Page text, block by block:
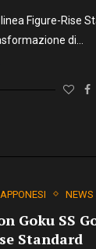
Figure-Rise
di…
NEWS
Goku SS
Standard